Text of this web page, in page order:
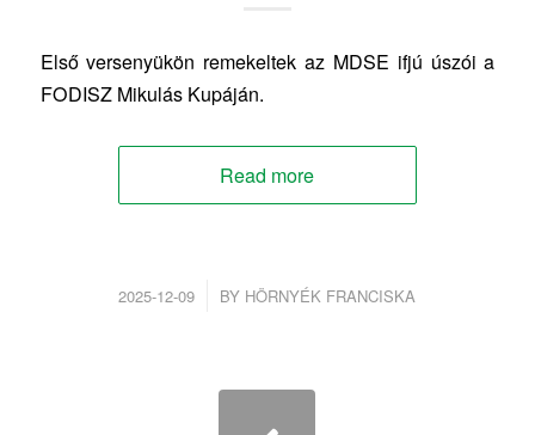
Első versenyükön remekeltek az MDSE ifjú úszói a
FODISZ Mikulás Kupáján.
Read more
2025-12-09
/ BY HÖRNYÉK FRANCISKA